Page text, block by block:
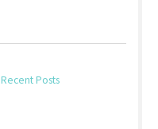
Recent Posts